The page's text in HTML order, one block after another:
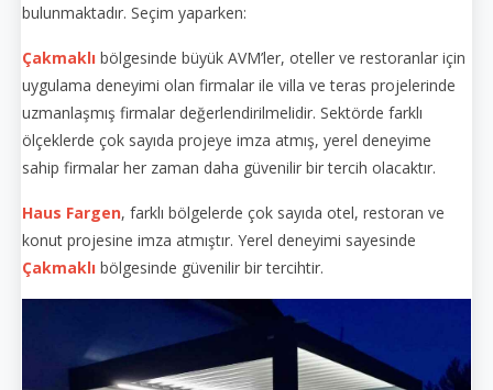
bulunmaktadır. Seçim yaparken:
Çakmaklı bölgesinde büyük AVM’ler, oteller ve restoranlar için
uygulama deneyimi olan firmalar ile villa ve teras projelerinde
uzmanlaşmış firmalar değerlendirilmelidir. Sektörde farklı
ölçeklerde çok sayıda projeye imza atmış, yerel deneyime
sahip firmalar her zaman daha güvenilir bir tercih olacaktır.
Haus Fargen, farklı bölgelerde çok sayıda otel, restoran ve
konut projesine imza atmıştır. Yerel deneyimi sayesinde
Çakmaklı bölgesinde güvenilir bir tercihtir.